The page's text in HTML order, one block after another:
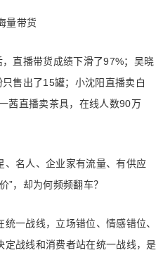
直播带货成绩下滑了97%；吴晓
售出了15罐；小沈阳直播卖白
茜直播卖茶具，在线人数90万
、名人、企业家有流量、有供应
”，却为何频频翻车？
一战线，立场错位、情感错位、
战线和消费者站在统一战线，是